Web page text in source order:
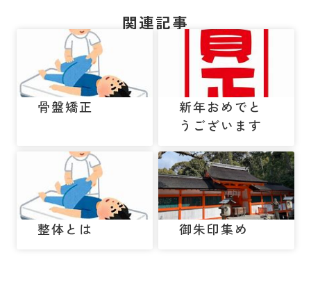
関連記事
骨盤矯正
新年おめでと
うございます
整体とは 御朱印集め